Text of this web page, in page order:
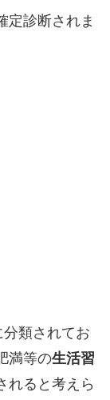
定診断されま
分類されてお
満等の生活習
れると考えら